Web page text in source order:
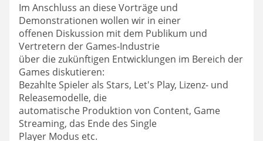
Im Anschluss an diese Vorträge und
Demonstrationen wollen wir in einer
offenen Diskussion mit dem Publikum und
Vertretern der Games-Industrie
über die zukünftigen Entwicklungen im Bereich der
Games diskutieren:
Bezahlte Spieler als Stars, Let's Play, Lizenz- und
Releasemodelle, die
automatische Produktion von Content, Game
Streaming, das Ende des Single
Player Modus etc.